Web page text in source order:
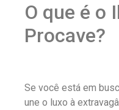
O que é o
Procave?
Se você está em
une o luxo à